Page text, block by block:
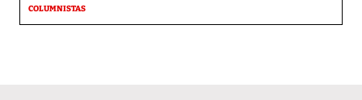
COLUMNISTAS